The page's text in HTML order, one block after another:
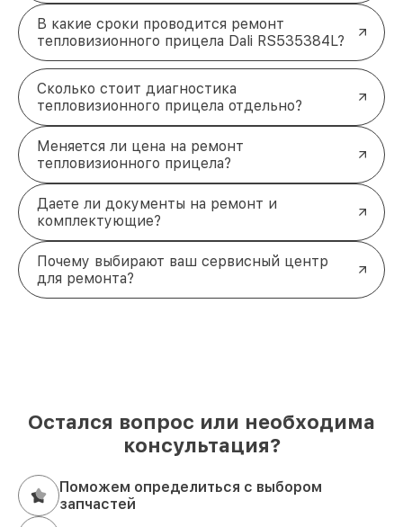
В какие сроки проводится ремонт
тепловизионного прицела Dali RS535384L?
Сколько стоит диагностика
тепловизионного прицела отдельно?
Меняется ли цена на ремонт
тепловизионного прицела?
Даете ли документы на ремонт и
комплектующие?
Почему выбирают ваш сервисный центр
для ремонта?
Остался вопрос или необходима
консультация?
Поможем определиться с выбором
запчастей